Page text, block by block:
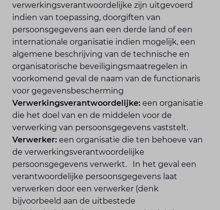
verwerkingsverantwoordelijke zijn uitgevoerd
indien van toepassing, doorgiften van
persoonsgegevens aan een derde land of een
internationale organisatie indien mogelijk, een
algemene beschrijving van de technische en
organisatorische beveiligingsmaatregelen in
voorkomend geval de naam van de functionaris
voor gegevensbescherming
Verwerkingsverantwoordelijke: een organisatie
die het doel van en de middelen voor de
verwerking van persoonsgegevens vaststelt.
Verwerker: een organisatie die ten behoeve van
de verwerkingsverantwoordelijke
persoonsgegevens verwerkt. In het geval een
verantwoordelijke persoonsgegevens laat
verwerken door een verwerker (denk
bijvoorbeeld aan de uitbestede